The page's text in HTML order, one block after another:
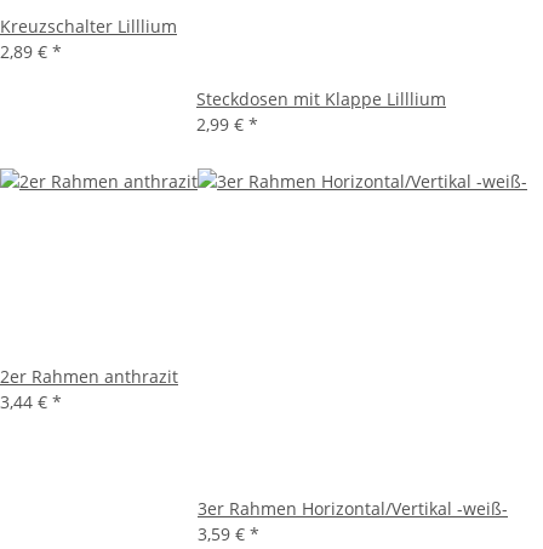
Kreuzschalter Lilllium
2,89 € *
Steckdosen mit Klappe Lilllium
2,99 € *
2er Rahmen anthrazit
3,44 € *
3er Rahmen Horizontal/Vertikal -weiß-
3,59 € *